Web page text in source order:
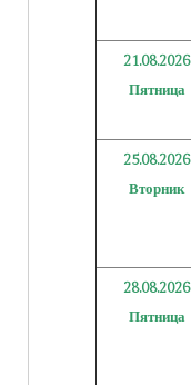
21.08.2026
Пятница
25.08.2026
Вторник
28.08.2026
Пятница